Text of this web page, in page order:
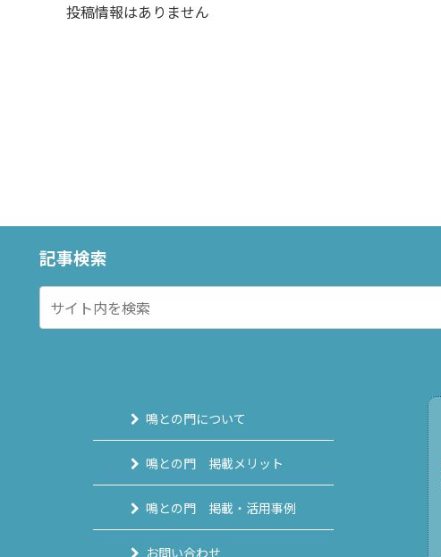
投稿情報はありません
記事検索
鳴との門について
鳴との門 掲載メリット
鳴との門 掲載・活用事例
お問い合わせ